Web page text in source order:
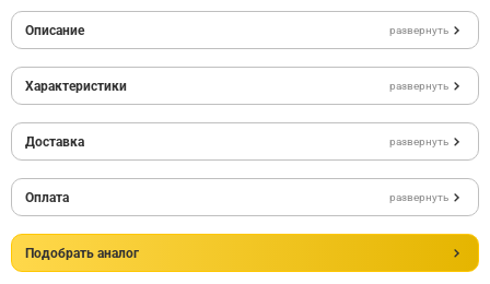
Описание развернуть
Характеристики развернуть
Доставка развернуть
Оплата развернуть
Подобрать аналог